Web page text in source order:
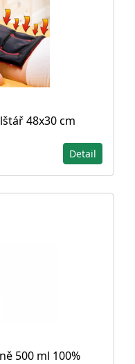
48x30 cm
Detail
500 ml 100%